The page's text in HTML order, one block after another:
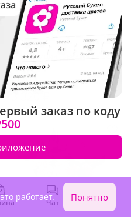
4.9 (453)
Композиция "Звездочка"
В наличии
3 320 ₽
Чат Войти
заказ по коду
работает. Понятно